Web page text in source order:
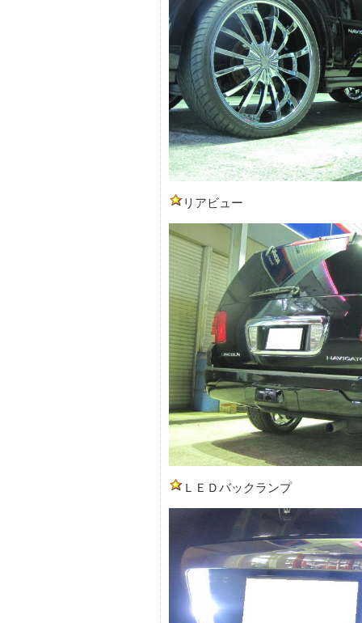
リアビュー
ＬＥＤバックランプ